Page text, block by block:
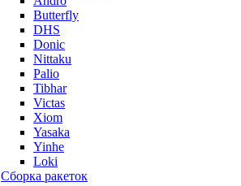
Butterfly
DHS
Donic
Nittaku
Palio
Tibhar
Victas
Xiom
Yasaka
Yinhe
Loki
Сборка ракеток